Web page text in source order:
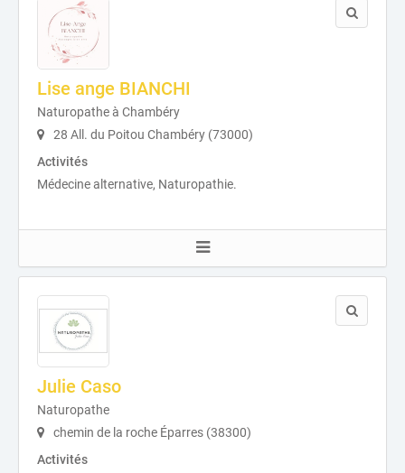
Lise ange BIANCHI
Naturopathe à Chambéry
28 All. du Poitou Chambéry (73000)
Activités
Médecine alternative, Naturopathie.
Julie Caso
Naturopathe
chemin de la roche Éparres (38300)
Activités